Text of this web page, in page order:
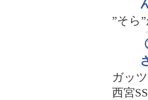
”そら
ガッ
西宮